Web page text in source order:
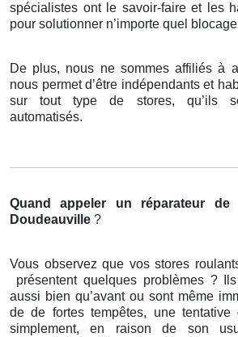
spécialistes ont le savoir-faire et les
pour solutionner n’importe quel blocage
De plus, nous ne sommes affiliés à
nous permet d’être indépendants et
sur tout type de stores, qu’ils
automatisés.
Quand appeler un réparateur de
Doudeauville ?
Vous observez que vos stores
présentent quelques problèmes ?
aussi bien qu’avant ou sont même
de de fortes tempêtes, une tentative
simplement, en raison de son